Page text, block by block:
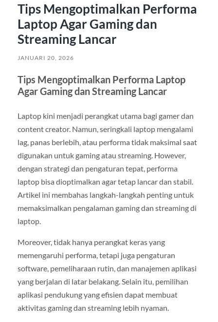
Tips Mengoptimalkan Performa
Laptop Agar Gaming dan
Streaming Lancar
JANUARI 20, 2026
Tips Mengoptimalkan Performa Laptop
Agar Gaming dan Streaming Lancar
Laptop kini menjadi perangkat utama bagi gamer dan
content creator. Namun, seringkali laptop mengalami
lag, panas berlebih, atau performa tidak maksimal saat
digunakan untuk gaming atau streaming. However,
dengan strategi dan pengaturan tepat, performa
laptop bisa dioptimalkan agar tetap lancar dan stabil.
Artikel ini membahas langkah-langkah penting untuk
memaksimalkan pengalaman gaming dan streaming di
laptop.
Moreover, tidak hanya perangkat keras yang
memengaruhi performa, tetapi juga pengaturan
software, pemeliharaan rutin, dan manajemen aplikasi
yang berjalan di latar belakang. Selain itu, pemilihan
aplikasi pendukung yang efisien dapat membuat
aktivitas gaming dan streaming lebih nyaman.